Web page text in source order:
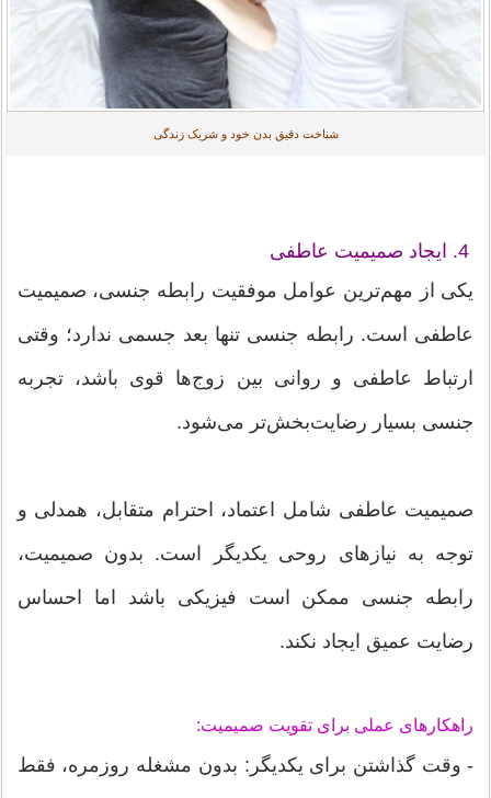
شناخت دقیق بدن خود و شریک زندگی
4. ایجاد صمیمیت عاطفی
یکی از مهم‌ترین عوامل موفقیت رابطه جنسی، صمیمیت
عاطفی است. رابطه جنسی تنها بعد جسمی ندارد؛ وقتی
ارتباط عاطفی و روانی بین زوج‌ها قوی باشد، تجربه
جنسی بسیار رضایت‌بخش‌تر می‌شود.
صمیمیت عاطفی شامل اعتماد، احترام متقابل، همدلی و
توجه به نیازهای روحی یکدیگر است. بدون صمیمیت،
رابطه جنسی ممکن است فیزیکی باشد اما احساس
رضایت عمیق ایجاد نکند.
راهکارهای عملی برای تقویت صمیمیت:
- وقت گذاشتن برای یکدیگر: بدون مشغله روزمره، فقط